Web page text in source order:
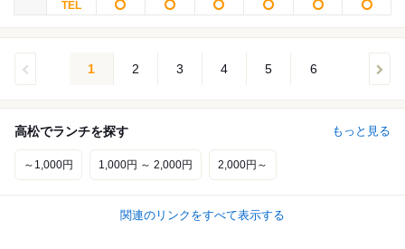
1 2 3 4 5 6
高松でランチを探す もっと見る
～1,000円 1,000円 ～ 2,000円 2,000円～
関連のリンクをすべて表示する